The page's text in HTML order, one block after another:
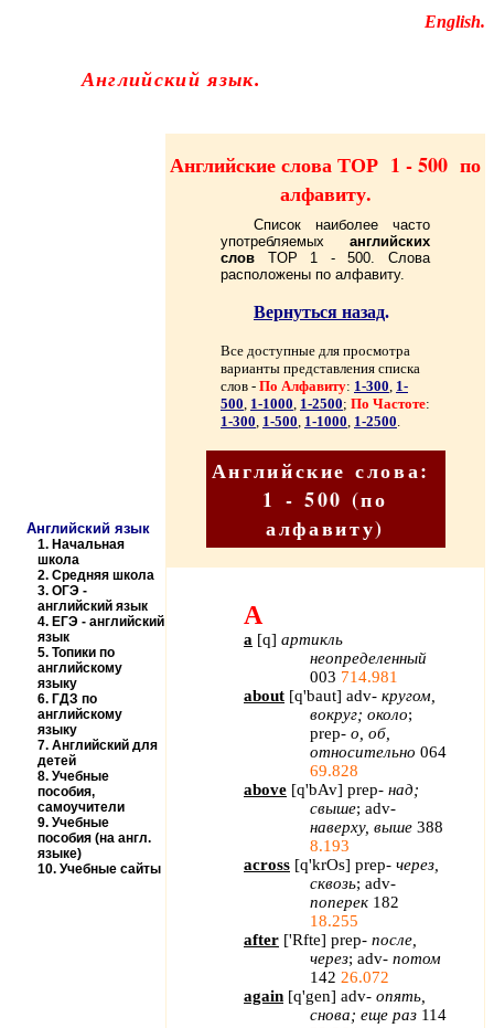
English.
-Английский язык.
Английский язык
1. Начальная
школа
2. Средняя школа
3. ОГЭ -
английский язык
4. ЕГЭ - английский
язык
5. Топики по
английскому
языку
6. ГДЗ по
английскому
языку
7. Английский для
детей
8. Учебные
пособия,
самоучители
9. Учебные
пособия (на англ.
языке)
10. Учебные сайты
Английские слова ТОР 1 - 500 по
алфавиту.
Список наиболее часто
употребляемых английских
слов
TOP 1 - 500. Слова
расположены по алфавиту.
Вернуться назад.
Все доступные для просмотра
варианты представления списка
слов - По Алфавиту: 1-300, 1-
500, 1-1000, 1-2500; По Частоте:
1-300, 1-500, 1-1000, 1-2500.
Английские слова:
1 - 500 (по
алфавиту)
A
a [q] артикль
неопределенный
003 714.981
about [q'baut] adv- кругом,
вокруг; около;
prep- о, об,
относительно 064
69.828
above [q'bAv] prep- над;
свыше; adv-
наверху, выше 388
8.193
across [q'krOs] prep- через,
сквозь; adv-
поперек 182
18.255
after ['Rfte] prep- после,
через; adv- потом
142 26.072
again [q'gen] adv- опять,
снова; еще раз 114